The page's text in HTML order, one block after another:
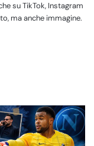
su TikTok, Instagram
ma anche immagine.